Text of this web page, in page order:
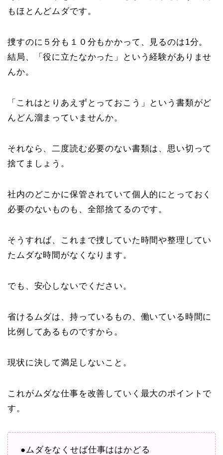
もほとんどムダです。
捜すのに５分も１０分もかかって、見るのは1分。
結局、「役に立たなかった」という経験がありませ
んか。
「これはとりあえずとっておこう」という書類がど
んどん溜まっていませんか。
それなら、二度読む必要のない書類は、思い切って
捨てましょう。
社内のどこかに保管されていて個人的にとっておく
必要のないものも、全部捨てるのです。
そうすれば、これまで捜していた時間や整理してい
たムダな時間がなくなります。
でも、安心しないでください。
省けるムダは、持っているもの、働いている時間に
比例してあるものですから。
現状に決して満足しないこと。
これがムダな仕事を改善していく最大のポイントで
す。
●ムダをなくせば仕事ははかどる